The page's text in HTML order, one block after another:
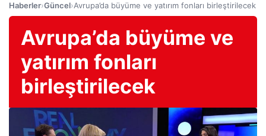
Haberler›Güncel›Avrupa’da büyüme ve yatırım fonları birleştirilecek
Avrupa’da büyüme ve
yatırım fonları
birleştirilecek